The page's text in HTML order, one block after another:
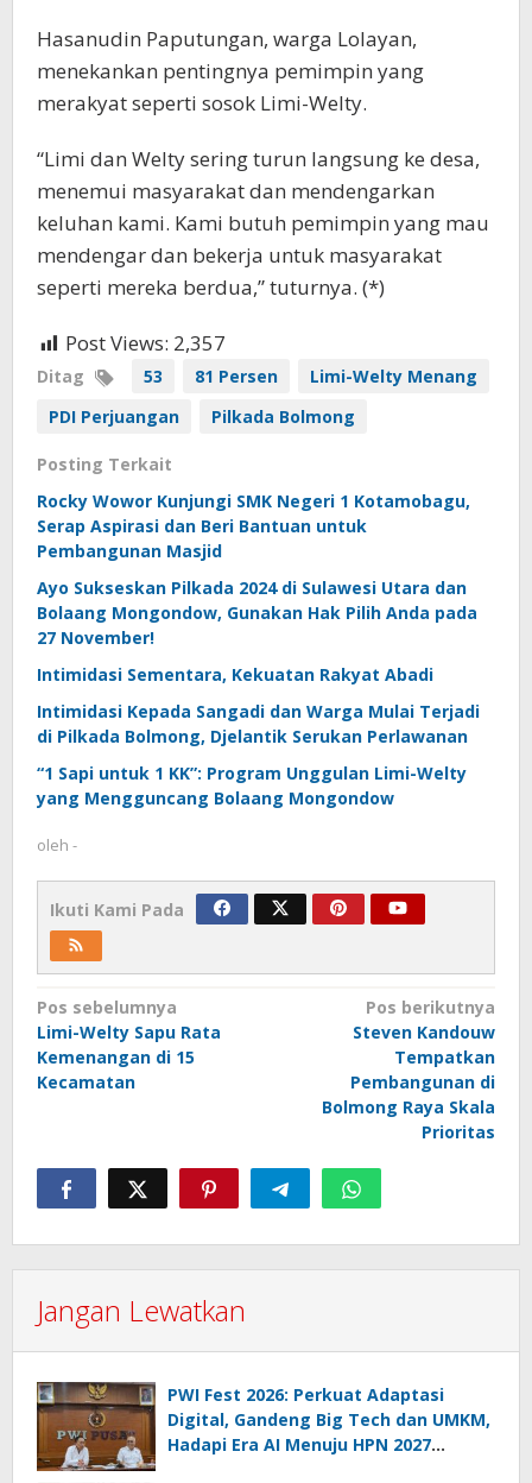
Hasanudin Paputungan, warga Lolayan,
menekankan pentingnya pemimpin yang
merakyat seperti sosok Limi-Welty.
“Limi dan Welty sering turun langsung ke desa,
menemui masyarakat dan mendengarkan
keluhan kami. Kami butuh pemimpin yang mau
mendengar dan bekerja untuk masyarakat
seperti mereka berdua,” tuturnya. (*)
Post Views: 2,357
Ditag 53 81 Persen
Limi-Welty Menang
PDI Perjuangan
Pilkada Bolmong
Posting Terkait
Rocky Wowor Kunjungi SMK Negeri 1 Kotamobagu,
Serap Aspirasi dan Beri Bantuan untuk
Pembangunan Masjid
Ayo Sukseskan Pilkada 2024 di Sulawesi Utara dan
Bolaang Mongondow, Gunakan Hak Pilih Anda pada
27 November!
Intimidasi Sementara, Kekuatan Rakyat Abadi
Intimidasi Kepada Sangadi dan Warga Mulai Terjadi
di Pilkada Bolmong, Djelantik Serukan Perlawanan
“1 Sapi untuk 1 KK”: Program Unggulan Limi-Welty
yang Mengguncang Bolaang Mongondow
oleh -
Ikuti Kami Pada
Navigasi
pos
Pos sebelumnya
Limi-Welty Sapu Rata
Kemenangan di 15
Kecamatan
Pos berikutnya
Steven Kandouw
Tempatkan
Pembangunan di
Bolmong Raya Skala
Prioritas
Jangan Lewatkan
PWI Fest 2026: Perkuat Adaptasi
Digital, Gandeng Big Tech dan UMKM,
Hadapi Era AI Menuju HPN 2027